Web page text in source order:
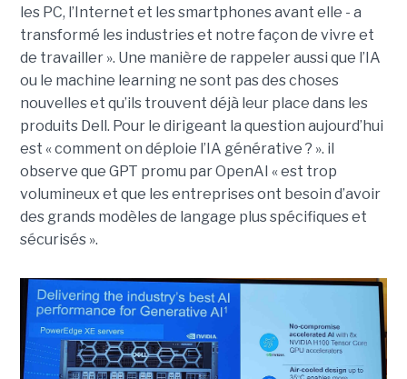
les PC, l’Internet et les smartphones avant elle - a
transformé les industries et notre façon de vivre et
de travailler ». Une manière de rappeler aussi que l’IA
ou le machine learning ne sont pas des choses
nouvelles et qu’ils trouvent déjà leur place dans les
produits Dell. Pour le dirigeant la question aujourd’hui
est « comment on déploie l’IA générative ? ». il
observe que GPT promu par OpenAI « est trop
volumineux et que les entreprises ont besoin d’avoir
des grands modèles de langage plus spécifiques et
sécurisés ».